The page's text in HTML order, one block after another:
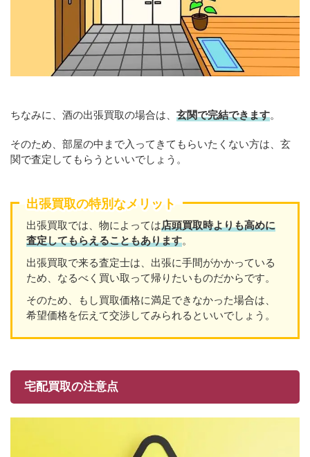
ちなみに、酒の出張買取の場合は、 玄関で完結できます。
そのため、部屋の中まで入ってきてもらいたくない方は、玄
関で査定してもらうといいでしょう。
出張買取の特別なメリット
出張買取では、物によっては店頭買取時よりも高めに
査定してもらえることもあります。
出張買取で来る査定士は、出張に手間がかかっている
ため、なるべく買い取って帰りたいものだからです。
そのため、もし買取価格に満足できなかった場合は、
希望価格を伝えて交渉してみられるといいでしょう。
宅配買取の注意点